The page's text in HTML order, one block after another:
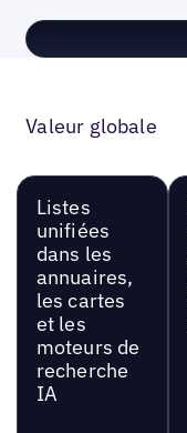
Valeur globale
Listes
unifiées
dans les
annuaires,
les cartes
et les
moteurs de
recherche
IA